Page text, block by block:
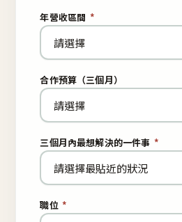
年營收區間 *
合作預算（三個月）
三個月內最想解決的一件事 *
職位 *